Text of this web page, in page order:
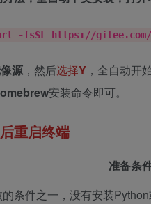
fsSL https://gitee.com/
源，然后选择Y ，全自动开
安装命令即可。
重启终端
准备条
条件之一，没有安装Python